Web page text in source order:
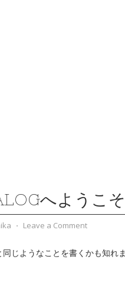
へようこそ
⋅ Leave a Comment
じようなことを書くかも知れ